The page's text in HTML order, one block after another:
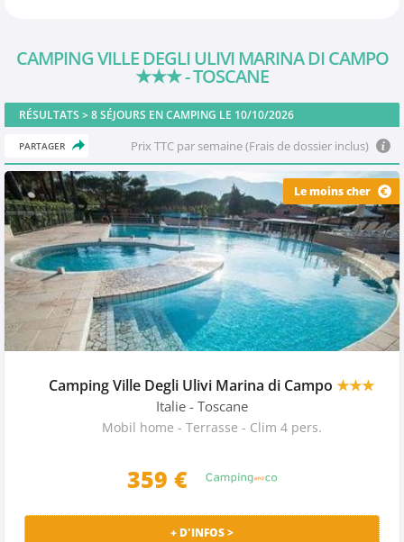
CAMPING VILLE DEGLI ULIVI MARINA DI CAMPO
★★★- TOSCANE
RÉSULTATS >8SÉJOURS EN CAMPING LE 10/10/2026
PARTAGER Prix TTC par semaine (Frais de dossier inclus)
Le moins cher
Camping Ville Degli Ulivi Marina di Campo ★★★
Italie - Toscane
Mobil home - Terrasse - Clim 4 pers.
359 €
+ D'INFOS >